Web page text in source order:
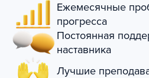
Ежемесячные
прогресса
Постоянная
наставника
Лучшие